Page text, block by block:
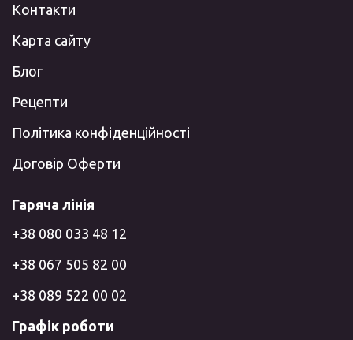
Контакти
Карта сайту
Блог
Рецепти
Політика конфіденційності
Договір Оферти
Гаряча лінія
+38 080 033 48 12
+38 067 505 82 00
+38 089 522 00 02
Графік роботи